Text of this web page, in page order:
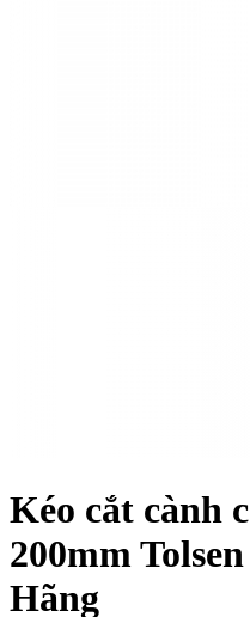
Kéo cắt cành
200mm
Hãng